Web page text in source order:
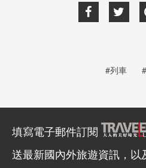
#列車
填寫電子郵件訂閱
送最新國內外旅遊資訊，